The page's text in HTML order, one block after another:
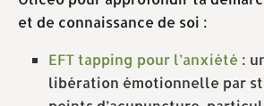
et de connaissance de soi :
EFT tapping pour l’anxiété :
libération émotionnelle par